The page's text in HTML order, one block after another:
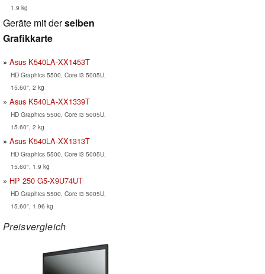
1.9 kg
Geräte mit derselben
Grafikkarte
Asus K540LA-XX1453T
HD Graphics 5500, Core i3 5005U,
15.60", 2 kg
Asus K540LA-XX1339T
HD Graphics 5500, Core i3 5005U,
15.60", 2 kg
Asus K540LA-XX1313T
HD Graphics 5500, Core i3 5005U,
15.60", 1.9 kg
HP 250 G5-X9U74UT
HD Graphics 5500, Core i3 5005U,
15.60", 1.96 kg
Preisvergleich